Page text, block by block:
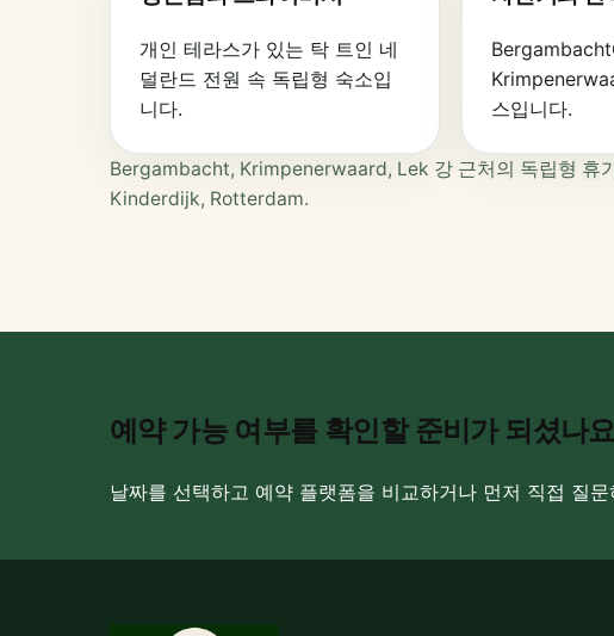
개인 테라스가 있는 탁 트인 네
덜란드 전원 속 독립형 숙소입
니다.
스입니다.
Bergambacht, Krimpenerwaard, Lek 강 근처의 독립형 휴
Kinderdijk, Rotterdam.
예약 가능 여부를 확인할 준비가 되셨나
날짜를 선택하고 예약 플랫폼을 비교하거나 먼저 직접 질문